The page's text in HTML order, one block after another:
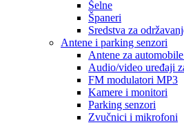
Šelne
Španeri
Sredstva za
Antene i parking senzori
Antene za
Audio/video uređaji
FM modulatori MP3
Kamere i monitori
Parking senzori
Zvučnici i mikrofoni